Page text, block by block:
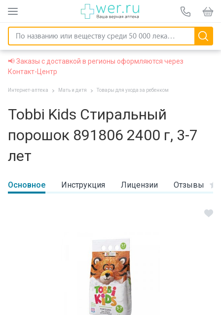
📢 Заказы с доставкой в регионы оформляются через
Контакт-Центр
Интернет-аптека Мать и дитя Товары для ухода за ребенком
Tobbi Kids Стиральный
порошок 891806 2400 г, 3-7
лет
Основное Инструкция Лицензии Отзывы